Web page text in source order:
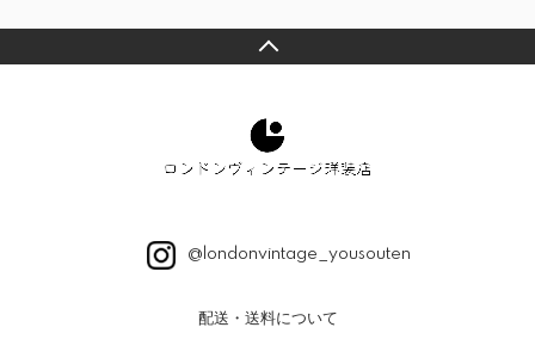
@londonvintage_yousouten
配送・送料について